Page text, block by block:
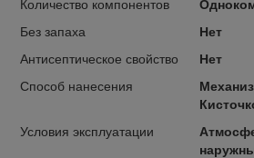
Количество компонентов
Без запаха
Нет
Антисептическое свойство
Нет
Способ нанесения
Условия эксплуатации